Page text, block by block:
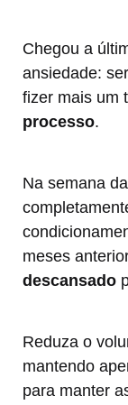
Chegou a
ansiedade:
fizer mais um
processo.
Na semana
meses
descansado
Reduza o
mantendo
para manter